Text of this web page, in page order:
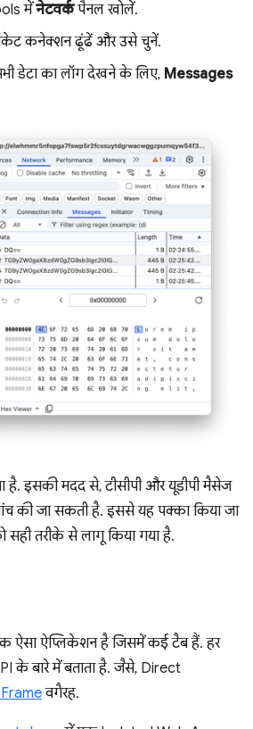
मेंनेटवर्कपैनल खोलें.
कनेक्शन ढूंढें और उसे चुनें.
डेटा का लॉग देखने के लिए, Messages
है. इसकी मदद से, टीसीपी और यूडीपी मैसेज
की जा सकती है. इससे यह पक्का किया जा
सही तरीके से लागू किया गया है.
ऐसा ऐप्लिकेशन है जिसमें कई टैब हैं. हर
के बारे में बताता है. जैसे, Direct
वगैरह.